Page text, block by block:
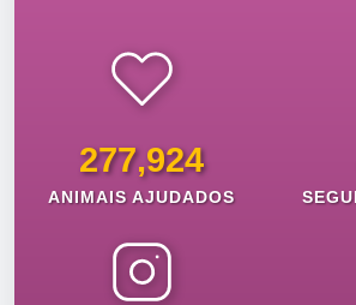
277,924
ANIMAIS AJUDADOS